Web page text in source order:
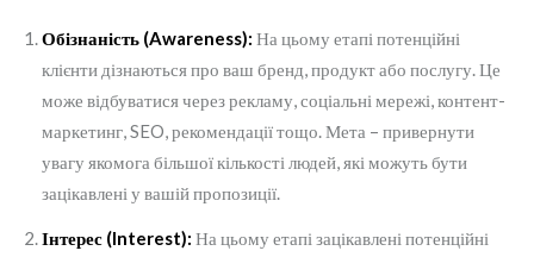
Обізнаність (Awareness): На цьому етапі потенційні
клієнти дізнаються про ваш бренд, продукт або послугу. Це
може відбуватися через рекламу, соціальні мережі, контент-
маркетинг, SEO, рекомендації тощо. Мета – привернути
увагу якомога більшої кількості людей, які можуть бути
зацікавлені у вашій пропозиції.
Інтерес (Interest): На цьому етапі зацікавлені потенційні